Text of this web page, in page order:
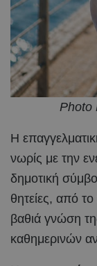
Photo
Η
νωρίς με την
δημοτική
θητείες, από
βαθιά γνώση
καθημερινών